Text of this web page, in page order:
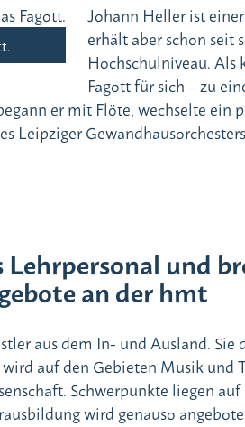
Johann Heller ist
erhält aber schon seit
Hochschulniveau. Als
Fagott für sich – zu
er mit Flöte, wechselte ein
Leipziger
und
an der hmt
aus dem In- und Ausland. Sie
auf den Gebieten Musik und
Schwerpunkte liegen
wird genauso